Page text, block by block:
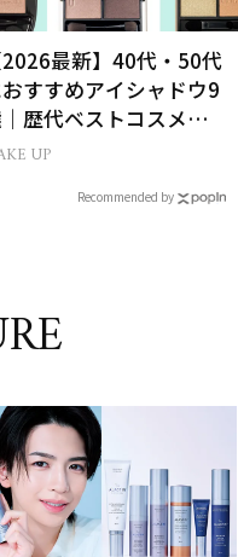
2026最新】40代・50代
すすめアイシャドウ9
歴代ベストコスメ受
とめ
UP
Recommended by